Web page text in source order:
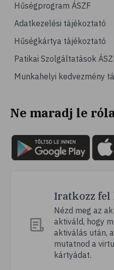
# emésztőrendszer
# emésztési zavarok
# puffadás
# orrdugulás
# magnézium
# stresszcsökkentés
# galagonya
# multivitamin
# köröm
# ginzeng
# folsav
# kollagén
# vízhajtó
Hűségprogram ÁSZF
Adatkezelési tájékoztató
Hűségkártya tájékoztató
Patikai Szolgáltatások
Munkahelyi kedvezmény
Ne maradj le
Iratkozz
Nézd meg az
aktiváld, hogy
aktiválás után,
mutatnod a
kártyádat.